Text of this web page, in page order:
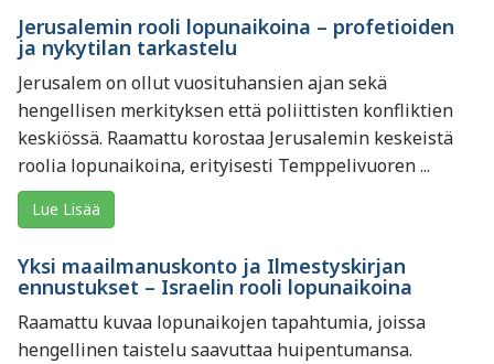
Jerusalemin rooli lopunaikoina – profetioiden
ja nykytilan tarkastelu
Jerusalem on ollut vuosituhansien ajan sekä
hengellisen merkityksen että poliittisten konfliktien
keskiössä. Raamattu korostaa Jerusalemin keskeistä
roolia lopunaikoina, erityisesti Temppelivuoren ...
Lue Lisää
Yksi maailmanuskonto ja Ilmestyskirjan
ennustukset – Israelin rooli lopunaikoina
Raamattu kuvaa lopunaikojen tapahtumia, joissa
hengellinen taistelu saavuttaa huipentumansa.